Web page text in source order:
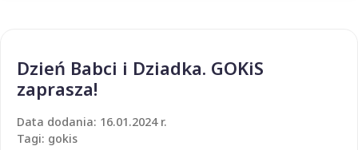
Dzień Babci i Dziadka. GOKiS
zaprasza!
Data dodania: 16.01.2024 r.
Tagi: gokis